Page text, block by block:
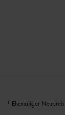
Ehemaliger